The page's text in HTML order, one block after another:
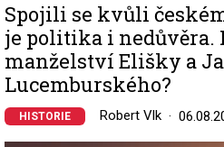
Spojili se kvůli
je politika i nedůvěra.
manželství Elišky a
Lucemburského?
HISTORIE Robert Vlk